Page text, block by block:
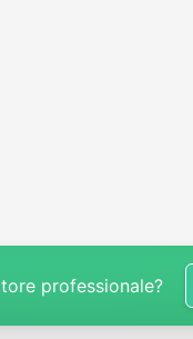
professionale?